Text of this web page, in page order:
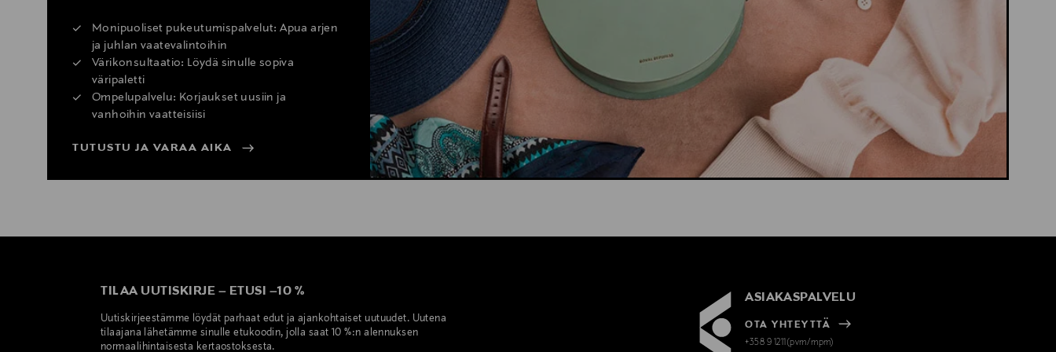
Monipuoliset pukeutumispalvelut: Apua arjen
ja juhlan vaatevalintoihin
Värikonsultaatio: Löydä sinulle sopiva
väripaletti
Ompelupalvelu: Korjaukset uusiin ja
vanhoihin vaatteisiisi
TUTUSTU JA VARAA AIKA
TILAA UUTISKIRJE – ETUSI –10 %
Uutiskirjeestämme löydät parhaat edut ja ajankohtaiset uutuudet. Uutena
tilaajana lähetämme sinulle etukoodin, jolla saat 10 %:n alennuksen
normaalihintaisesta kertaostoksesta.
ASIAKASPALVELU
OTA YHTEYTTÄ
+358 9 1211(pvm/mpm)